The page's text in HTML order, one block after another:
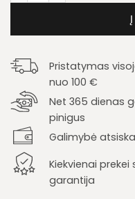
Pristatymas
nuo 100 €
Net 365 dienas
pinigus
Galimybė
Kiekvienai
garantija